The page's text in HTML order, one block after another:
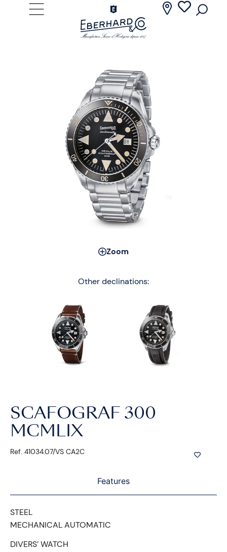
Zoom
Other declinations:
SCAFOGRAF 300
MCMLIX
Ref. 41034.07/VS CA2C
Features
STEEL
MECHANICAL AUTOMATIC
DIVERS’ WATCH